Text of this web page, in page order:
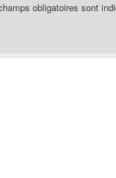
obligatoires sont